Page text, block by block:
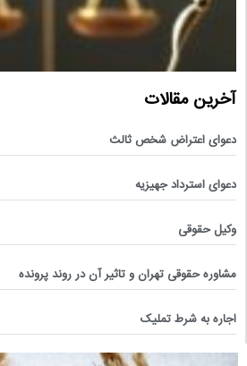
آخرین مقالات
دعوای اعتراض شخص ثالث
دعوای استرداد جهیزیه
وکیل حقوقی
مشاوره حقوقی تهران و تاثیر آن در روند پرونده
اجاره به شرط تملیک